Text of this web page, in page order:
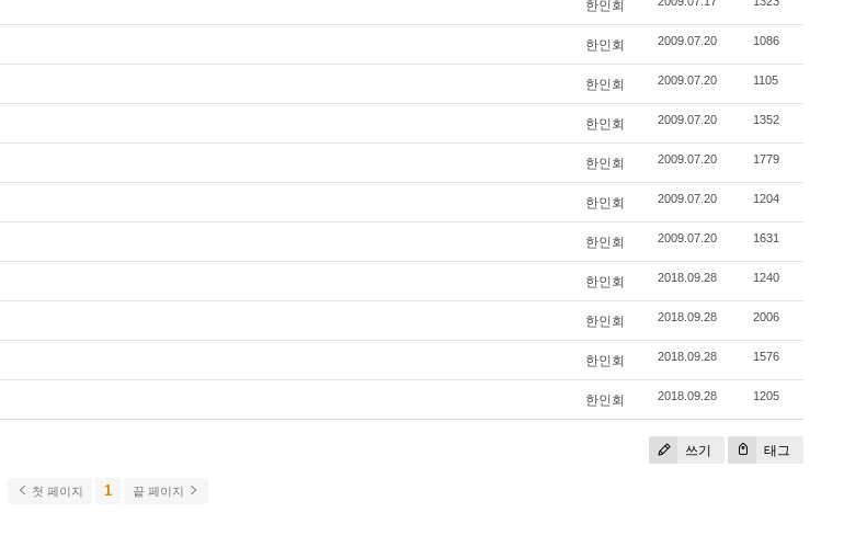
한인회
한인회 2009.07.20 1086
한인회 2009.07.20 1105
한인회 2009.07.20 1352
한인회 2009.07.20 1779
한인회 2009.07.20 1204
한인회 2009.07.20 1631
한인회 2018.09.28 1240
한인회 2018.09.28 2006
한인회 2018.09.28 1576
한인회 2018.09.28 1205
쓰기 태그
첫 페이지 1 끝 페이지